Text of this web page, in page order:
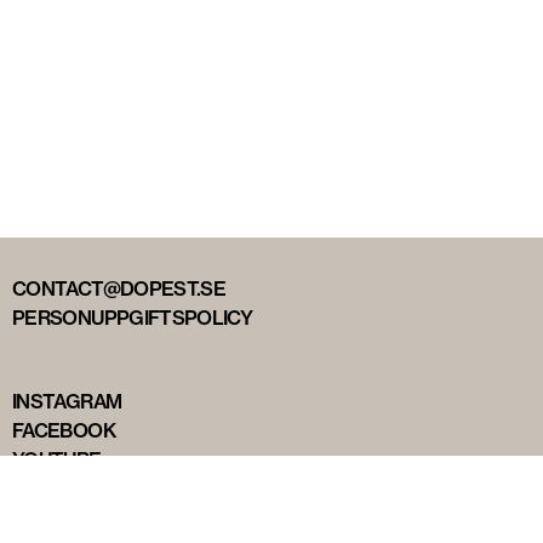
CONTACT@DOPEST.SE
PERSONUPPGIFTSPOLICY
INSTAGRAM
FACEBOOK
YOUTUBE